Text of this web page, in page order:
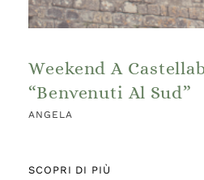
Weekend A
“Benvenuti Al Sud”
ANGELA
SCOPRI DI PIÙ